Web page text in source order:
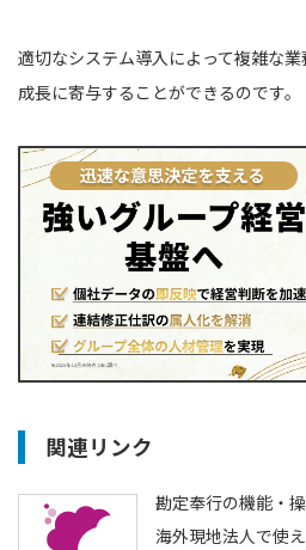
適切なシステム導入によって複雑な
成長に寄与することができるのです。
関連リンク
勘定奉行の機能・
海外現地法人で使